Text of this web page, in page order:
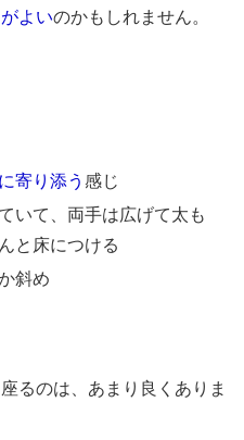
よいのかもしれません。
寄り添う感じ
いて、両手は広げて太も
と床につける
斜め
るのは、あまり良くありま